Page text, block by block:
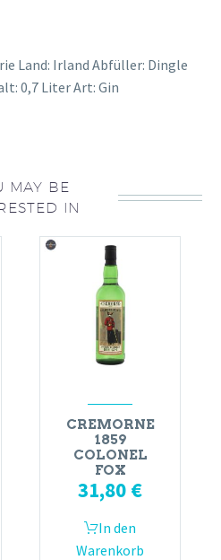
Land: Irland Abfüller: Dingle
0,7 Liter Art: Gin
MAY BE
IN
CREMORNE
1859
COLONEL
FOX
31,80 €
In den
Warenkorb